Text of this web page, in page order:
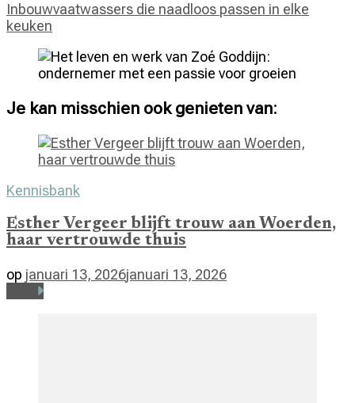
Inbouwvaatwassers die naadloos passen in elke
keuken
Je kan misschien ook genieten van:
Kennisbank
Esther Vergeer blijft trouw aan Woerden,
haar vertrouwde thuis
op januari 13, 2026januari 13, 2026